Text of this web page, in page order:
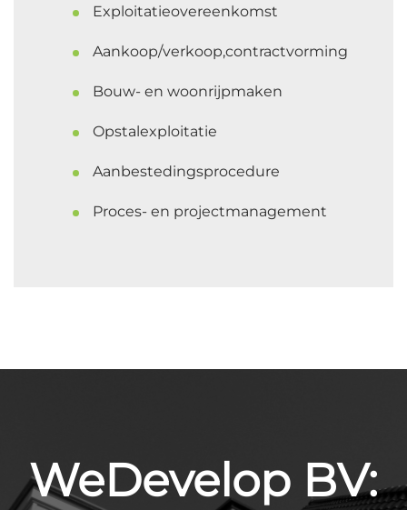
Exploitatieovereenkomst
Aankoop/verkoop,contractvorming
Bouw- en woonrijpmaken
Opstalexploitatie
Aanbestedingsprocedure
Proces- en projectmanagement
WeDevelop BV: